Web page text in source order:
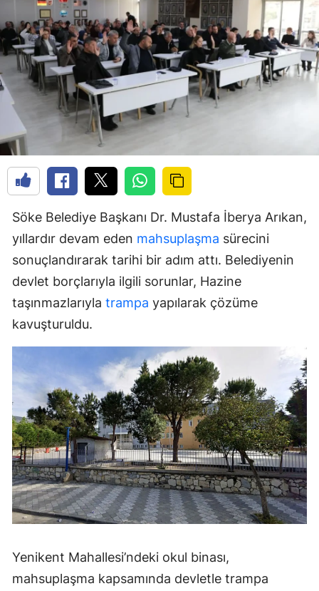
Söke Belediye Başkanı Dr. Mustafa İberya Arıkan,
yıllardır devam eden mahsuplaşma sürecini
sonuçlandırarak tarihi bir adım attı. Belediyenin
devlet borçlarıyla ilgili sorunlar, Hazine
taşınmazlarıyla trampa yapılarak çözüme
kavuşturuldu.
Yenikent Mahallesi’ndeki okul binası,
mahsuplaşma kapsamında devletle trampa